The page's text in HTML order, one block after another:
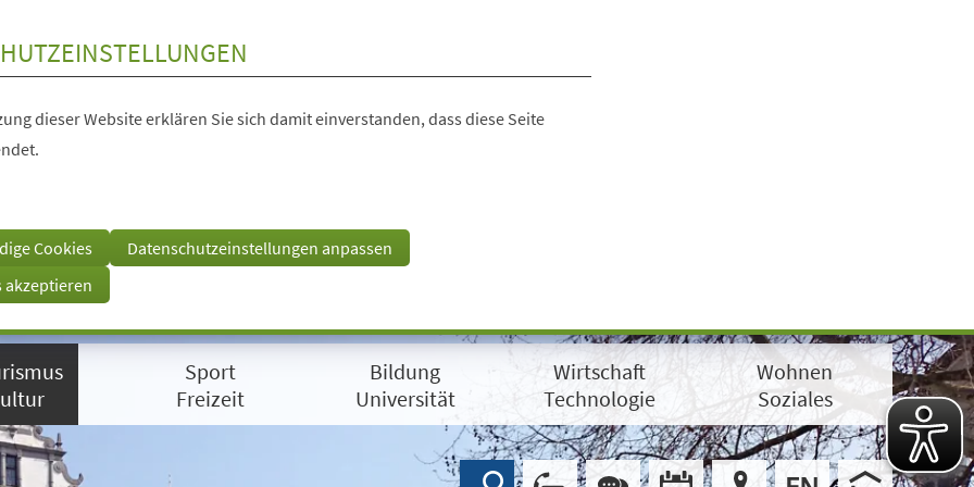
dieser Website erklären Sie sich damit einverstanden, dass diese Seite
Cookies
Datenschutzeinstellungen anpassen
akzeptieren
Sport
Freizeit
Bildung
Universität
Wirtschaft
Technologie
Wohnen
Soziales